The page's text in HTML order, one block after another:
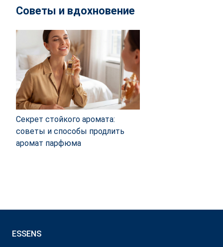
Советы и вдохновение
Секрет стойкого аромата:
советы и способы продлить
аромат парфюма
ESSENS